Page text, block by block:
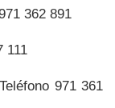
362 891
111
971 361